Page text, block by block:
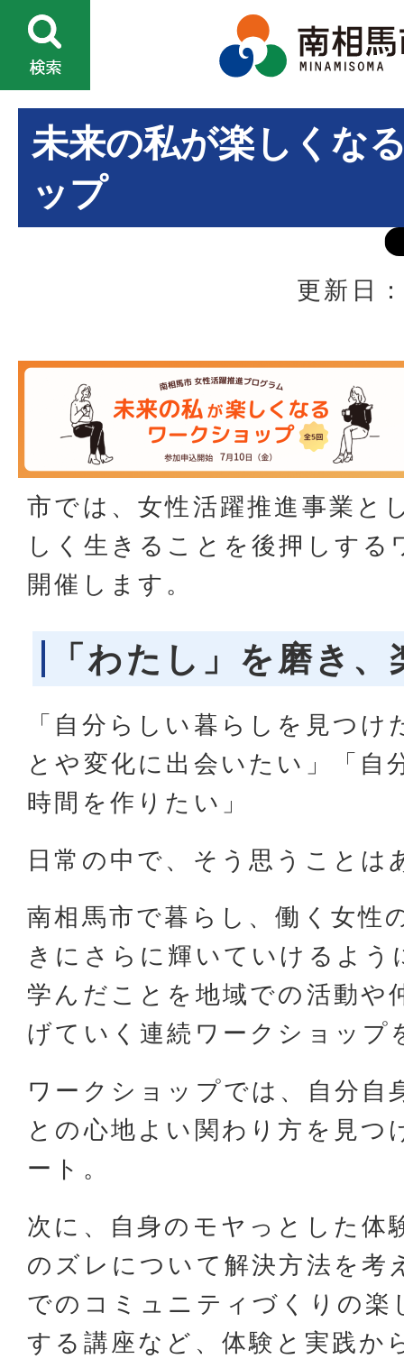
未来の私が楽しくな
ップ
更新日
市では、女性活躍推進事業と
しく生きることを後押しする
開催します。
「わたし」を磨き
「自分らしい暮らしを見つ
とや変化に出会いたい」「自
時間を作りたい」
日常の中で、そう思うことは
南相馬市で暮らし、働く女性
きにさらに輝いていけるよう
学んだことを地域での活動や
げていく連続ワークショップ
ワークショップでは、自分自
との心地よい関わり方を見つ
ート。
次に、自身のモヤっとした体
のズレについて解決方法を考
でのコミュニティづくりの楽
する講座など、体験と実践か